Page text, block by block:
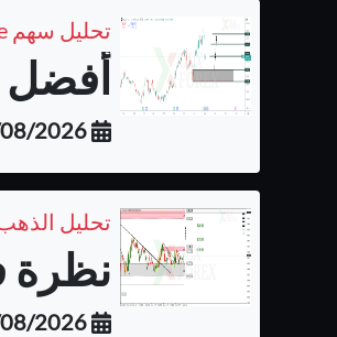
تحليل سهم Apple و مناطق الشراء المتوقعة على الفريم اليومي
أفضل
04/08/2026
تحليل
نظرة
04/08/2026